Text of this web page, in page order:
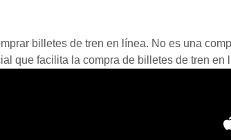
billetes de tren en línea. No es una
que facilita la compra de billetes de tren en